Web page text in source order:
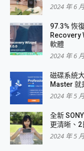
2024 年 6
97.3% 恢
Recovery
軟體
2024 年 6
磁碟系統
Master 就
2024 年 5
全新
更清晰、
2024 年 5